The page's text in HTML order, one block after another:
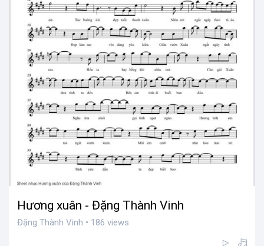
Hương xuân - Đặng Thành Vinh
Đặng Thành Vinh • 186 views